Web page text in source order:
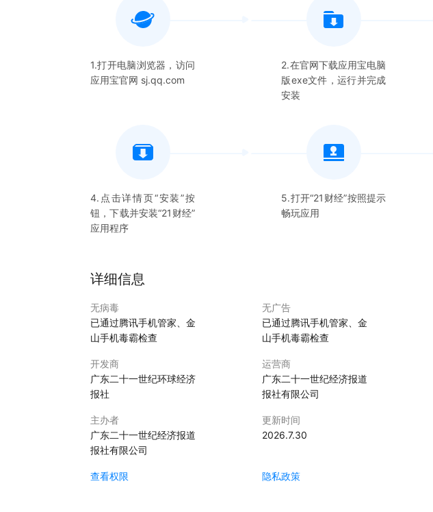
1.打开电脑浏览器，访问
应用宝官网 sj.qq.com
2.在官网下载应用宝电脑
版exe文件，运行并完成
安装
4.点击详情页“安装”按
钮，下载并安装“21财经”
应用程序
5.打开“21财经”按照提示
畅玩应用
详细信息
无病毒
已通过腾讯手机管家、金
山手机毒霸检查
无广告
已通过腾讯手机管家、金
山手机毒霸检查
开发商
广东二十一世纪环球经济
报社
运营商
广东二十一世纪经济报道
报社有限公司
主办者
广东二十一世纪经济报道
报社有限公司
更新时间
2026.7.30
查看权限 隐私政策